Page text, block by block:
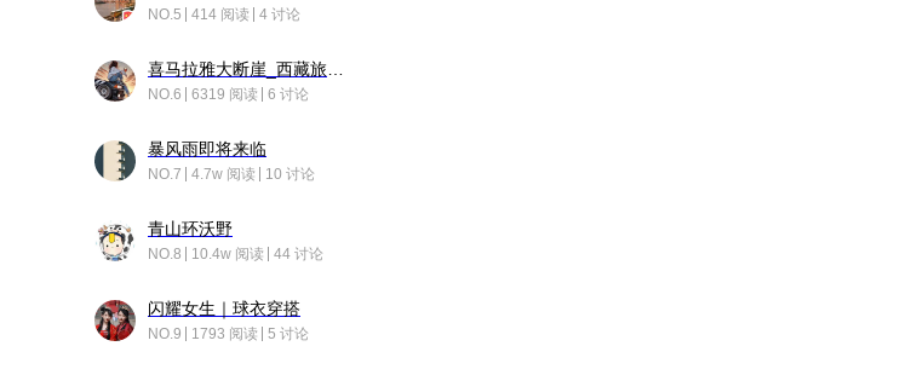
NO.5 414 阅读 4 讨论
NO.6 6319 阅读 6 讨论
暴风雨即将来临
NO.7 4.7w 阅读 10 讨论
青山环沃野
NO.8 10.4w 阅读 44 讨论
闪耀女生｜球衣穿搭
NO.9 1793 阅读 5 讨论